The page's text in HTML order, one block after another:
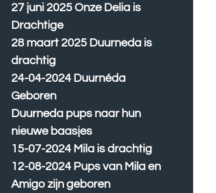
27 juni 2025 Onze Delia is
Drachtige
28 maart 2025 Duurneda is
drachtig
24-04-2024 Duurnéda
Geboren
Duurneda pups naar hun
nieuwe baasjes
15-07-2024 Mila is drachtig
12-08-2024 Pups van Mila en
Amigo zijn geboren